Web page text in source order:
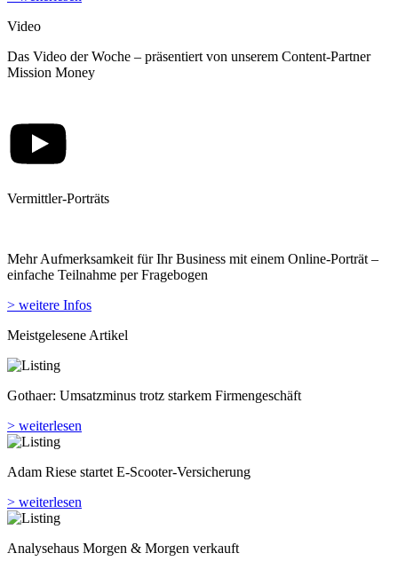
Vermittler-Porträts
> weitere Infos
Meistgelesene Artikel
> weiterlesen
Adam Riese startet E-Scooter-Versicherung
> weiterlesen
Analyse­haus Morgen & Morgen verkauft
Geschäftsbericht: Axa Deutschland wächst in wichtigen Sparten
Ideal kauft Mylife
> weiterlesen